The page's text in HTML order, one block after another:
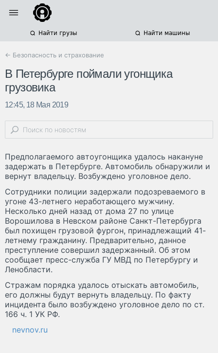
Найти грузы Найти машины
← Безопасность и страхование
В Петербурге поймали угонщика
грузовика
12:45, 18 Мая 2019
Предполагаемого автоугонщика удалось накануне
задержать в Петербурге. Автомобиль обнаружили и
вернут владельцу. Возбуждено уголовное дело.
Сотрудники полиции задержали подозреваемого в
угоне 43-летнего неработающего мужчину.
Несколько дней назад от дома 27 по улице
Ворошилова в Невском районе Санкт-Петербурга
был похищен грузовой фургон, принадлежащий 41-
летнему гражданину. Предварительно, данное
преступление совершил задержанный. Об этом
сообщает пресс-служба ГУ МВД по Петербургу и
Ленобласти.
Стражам порядка удалось отыскать автомобиль,
его должны будут вернуть владельцу. По факту
инцидента было возбуждено уголовное дело по ст.
166 ч. 1 УК РФ.
nevnov.ru